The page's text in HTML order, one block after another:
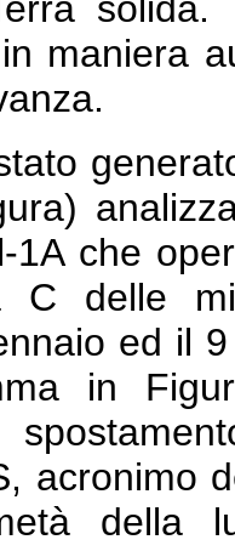
maniera
1A che
C delle
ed il
in
acronimo
della